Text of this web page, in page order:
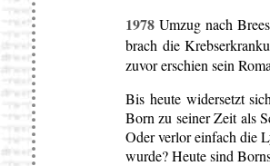
1978 Umzug nach
brach die
zuvor erschien sein
Bis heute widersetzt
Born zu seiner Zeit als
Oder verlor einfach die
wurde? Heute sind